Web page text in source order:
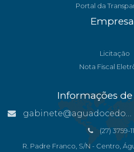
Portal da
Licitação
Nota Fiscal
Informações
gabinete@aguadocedonorte.es.gov.br
(27) 3759-
R. Padre Franco, S/N - Centro,